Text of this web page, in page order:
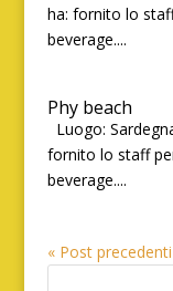
ha: fornito lo
beverage....
Phy beach
Luogo:
fornito lo staff
beverage....
« Post precedenti